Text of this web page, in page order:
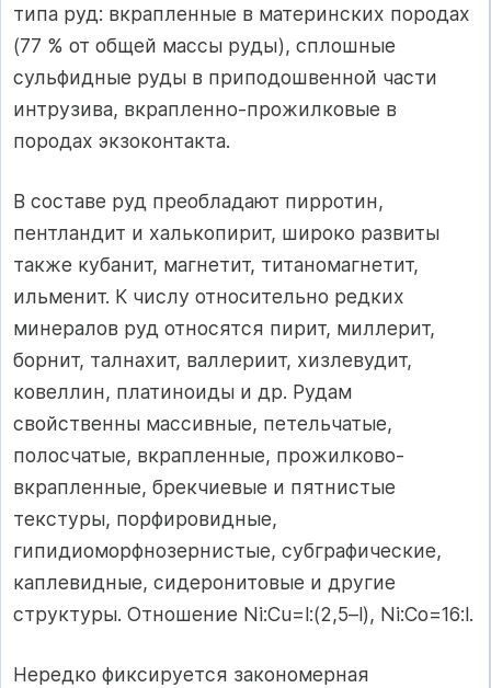
типа руд: вкрапленные в материнских породах
(77 % от общей массы руды), сплошные
сульфидные руды в приподошвенной части
интрузива, вкрапленно-прожилковые в
породах экзоконтакта.
В составе руд преобладают пирротин,
пентландит и халькопирит, широко развиты
также кубанит, магнетит, титаномагнетит,
ильменит. К числу относительно редких
минералов руд относятся пирит, миллерит,
борнит, талнахит, валлериит, хизлевудит,
ковеллин, платиноиды и др. Рудам
свойственны массивные, петель­чатые,
полосчатые, вкрапленные, прожилково-
вкрапленные, брекчиевые и пятнистые
текстуры, порфировидные,
гипидиоморфнозернистые, субграфические,
каплевидные, сидеронитовые и другие
структуры. Отноше­ние Ni:Cu=l:(2,5–l), Ni:Co=16:l.
Нередко фикси­руется закономерная